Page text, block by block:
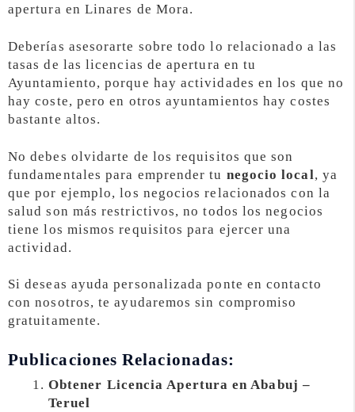
apertura en Linares de Mora.
Deberías asesorarte sobre todo lo relacionado a las
tasas de las licencias de apertura en tu
Ayuntamiento, porque hay actividades en los que no
hay coste, pero en otros ayuntamientos hay costes
bastante altos.
No debes olvidarte de los requisitos que son
fundamentales para emprender tu negocio local, ya
que por ejemplo, los negocios relacionados con la
salud son más restrictivos, no todos los negocios
tiene los mismos requisitos para ejercer una
actividad.
Si deseas ayuda personalizada ponte en contacto
con nosotros, te ayudaremos sin compromiso
gratuitamente.
Publicaciones Relacionadas:
Obtener Licencia Apertura en Ababuj –
Teruel